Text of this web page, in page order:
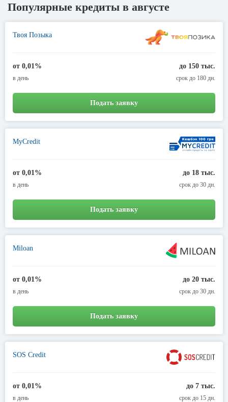
Популярные кредиты в августе
Твоя Позыка
от 0,01%
в день
до 150 тыс.
срок до 180 дн.
Подать заявку
MyCredit
от 0,01%
в день
до 18 тыс.
срок до 30 дн.
Подать заявку
Miloan
от 0,01%
в день
до 20 тыс.
срок до 30 дн.
Подать заявку
SOS Credit
от 0,01%
в день
до 7 тыс.
срок до 15 дн.